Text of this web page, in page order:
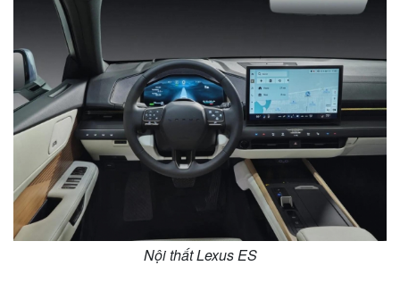
Nội thất Lexus ES